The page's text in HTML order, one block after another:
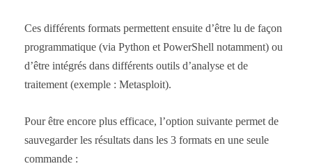
Ces différents formats permettent ensuite d’être lu de façon
programmatique (via Python et PowerShell notamment) ou
d’être intégrés dans différents outils d’analyse et de
traitement (exemple : Metasploit).
Pour être encore plus efficace, l’option suivante permet de
sauvegarder les résultats dans les 3 formats en une seule
commande :